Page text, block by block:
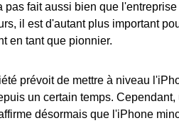
pas fait aussi bien que
il est d'autant plus important
en tant que pionnier.
prévoit de mettre à niveau
un certain temps.
désormais que l'iPhone